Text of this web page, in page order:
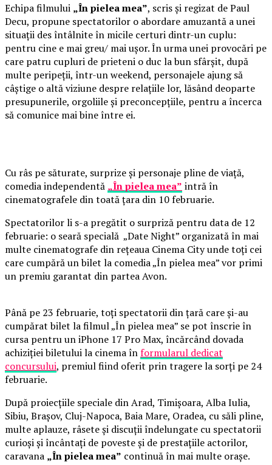
Echipa filmului „În pielea mea”, scris și regizat de Paul
Decu, propune spectatorilor o abordare amuzantă a unei
situații des întâlnite în micile certuri dintr-un cuplu:
pentru cine e mai greu/ mai ușor. În urma unei provocări pe
care patru cupluri de prieteni o duc la bun sfârșit, după
multe peripeții, într-un weekend, personajele ajung să
câștige o altă viziune despre relațiile lor, lăsând deoparte
presupunerile, orgoliile și preconcepțiile, pentru a încerca
să comunice mai bine între ei.
Cu râs pe săturate, surprize și personaje pline de viață,
comedia independentă „În pielea mea” intră în
cinematografele din toată țara din 10 februarie.
Spectatorilor li s-a pregătit o surpriză pentru data de 12
februarie: o seară specială „Date Night” organizată în mai
multe cinematografe din rețeaua Cinema City unde toți cei
care cumpără un bilet la comedia „În pielea mea” vor primi
un premiu garantat din partea Avon.
Până pe 23 februarie, toți spectatorii din țară care și-au
cumpărat bilet la filmul „În pielea mea” se pot înscrie în
cursa pentru un iPhone 17 Pro Max, încărcând dovada
achiziției biletului la cinema înformularul dedicat
concursului, premiul fiind oferit prin tragere la sorți pe 24
februarie.
După proiecțiile speciale din Arad, Timișoara, Alba Iulia,
Sibiu, Brașov, Cluj-Napoca, Baia Mare, Oradea, cu săli pline,
multe aplauze, râsete și discuții îndelungate cu spectatorii
curioși și încântați de poveste și de prestațiile actorilor,
caravana „În pielea mea” continuă în mai multe orașe.